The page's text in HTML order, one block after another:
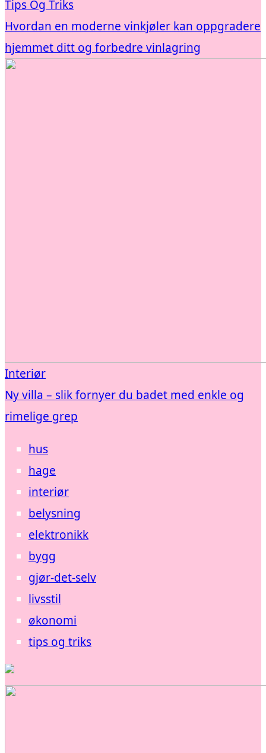
Tips Og Triks
Hvordan en moderne vinkjøler kan oppgradere
hjemmet ditt og forbedre vinlagring
Interiør
Ny villa – slik fornyer du badet med enkle og
rimelige grep
hus
hage
interiør
belysning
elektronikk
bygg
gjør-det-selv
livsstil
økonomi
tips og triks